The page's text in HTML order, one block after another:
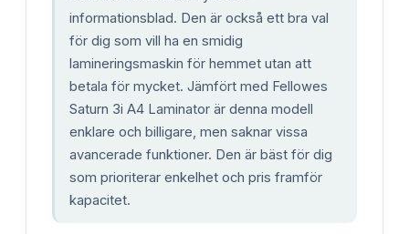
informationsblad. Den är också ett bra val
för dig som vill ha en smidig
lamineringsmaskin för hemmet utan att
betala för mycket. Jämfört med Fellowes
Saturn 3i A4 Laminator är denna modell
enklare och billigare, men saknar vissa
avancerade funktioner. Den är bäst för dig
som prioriterar enkelhet och pris framför
kapacitet.